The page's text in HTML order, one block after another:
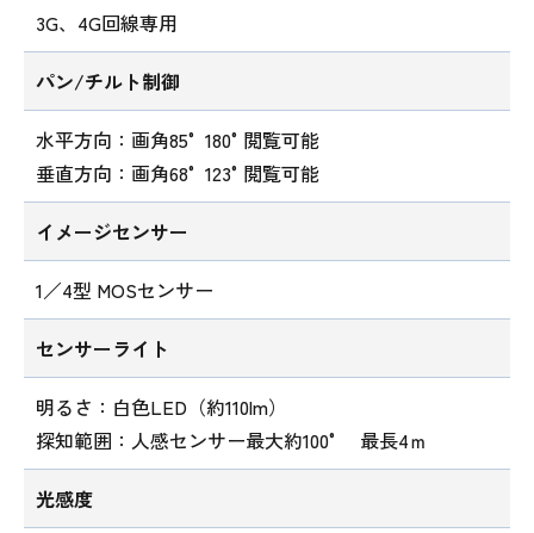
3G、4G回線専用
パン/チルト制御
水平方向：画角85° 180°閲覧可能
垂直方向：画角68° 123°閲覧可能
イメージセンサー
1／4型 MOSセンサー
センサーライト
明るさ：白色LED（約110lm）
探知範囲：人感センサー最大約100° 最長4ｍ
光感度